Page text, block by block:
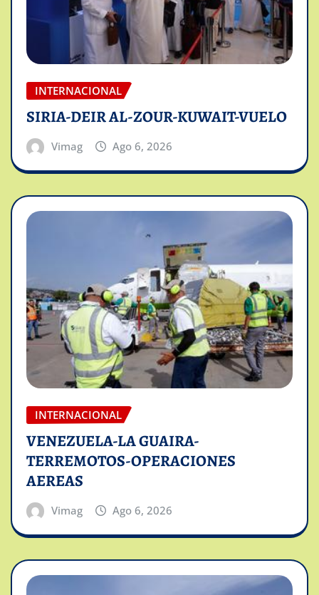
INTERNACIONAL
SIRIA-DEIR AL-ZOUR-KUWAIT-VUELO
Vimag Ago 6, 2026
INTERNACIONAL
VENEZUELA-LA GUAIRA-
TERREMOTOS-OPERACIONES
AEREAS
Vimag Ago 6, 2026